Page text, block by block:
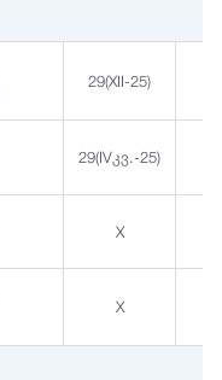
29(XII-25)
29(IVკვ.-25)
X
X